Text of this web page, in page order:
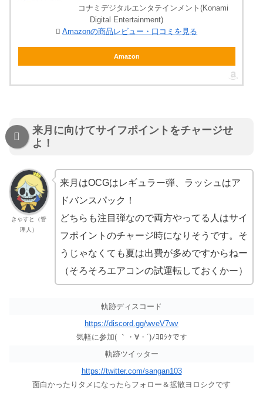
コナミデジタルエンタテインメント(Konami
Digital Entertainment)
Amazonの商品レビュー・口コミを見る
Amazon
来月に向けてサイフポイントをチャージせ
よ！
きゃすと（管
理人）
来月はOCGはレギュラー弾、ラッシュはア
ドバンスパック！
どちらも注目弾なので両方やってる人はサイ
フポイントのチャージ時になりそうです。そ
うじゃなくても夏は出費が多めですからねー
（そろそろエアコンの試運転しておくかー）
軌跡ディスコード
https://discord.gg/wveV7wv
気軽に参加( ｀・∀・´)ﾉﾖﾛｼｸです
軌跡ツイッター
https://twitter.com/sangan103
面白かったりタメになったらフォロー＆拡散ヨロシクです